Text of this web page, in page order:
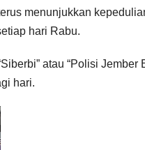
menunjukkan
hari Rabu.
atau “Polisi
hari.